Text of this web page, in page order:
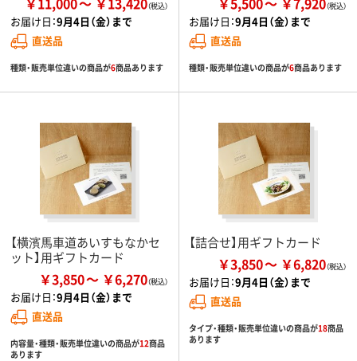
お届け日：9月4日（金）まで
直送品
種類・販売単位違いの商品が6商品あります
お届け日：9月4日（金）まで
直送品
種類・販売単位違いの商品が6商品あります
【横濱馬車道あいすもなかセ
ット】用ギフトカード
￥3,850 ￥6,270
お届け日：9月4日（金）まで
直送品
内容量・種類・販売単位違いの商品が12商品
あります
【詰合せ】用ギフトカード
￥3,850 ￥6,820
お届け日：9月4日（金）まで
直送品
タイプ・種類・販売単位違いの商品が18商品
あります